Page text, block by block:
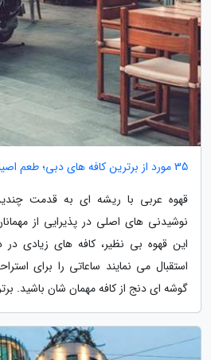
35 مورد از برترین کافه های دبی؛ طعم اصیل قهوه عربی
قهوه عربی با ریشه ای به قدمت
نوشیدنی های اصلی در پذیرایی از
این قهوه بی نظیر، کافه های زیادی
استقبال می نمایند ساعاتی را برای
گوشه ای دنج از کافه مهمان شان باشید.